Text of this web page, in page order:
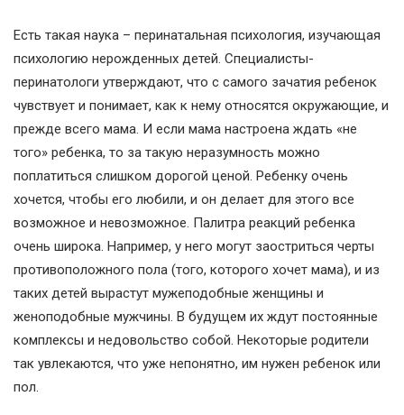
Есть такая наука – перинатальная психология, изучающая
психологию нерожденных детей. Специалисты-
перинатологи утверждают, что с самого зачатия ребенок
чувствует и понимает, как к нему относятся окружающие, и
прежде всего мама. И если мама настроена ждать «не
того» ребенка, то за такую неразумность можно
поплатиться слишком дорогой ценой. Ребенку очень
хочется, чтобы его любили, и он делает для этого все
возможное и невозможное. Палитра реакций ребенка
очень широка. Например, у него могут заостриться черты
противоположного пола (того, которого хочет мама), и из
таких детей вырастут мужеподобные женщины и
женоподобные мужчины. В будущем их ждут постоянные
комплексы и недовольство собой. Некоторые родители
так увлекаются, что уже непонятно, им нужен ребенок или
пол.